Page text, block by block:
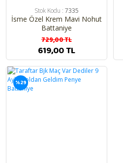
Stok Kodu : 7335
İsme Özel Krem Mavi Nohut
Battaniye
729,00 TL
619,00 TL
%29